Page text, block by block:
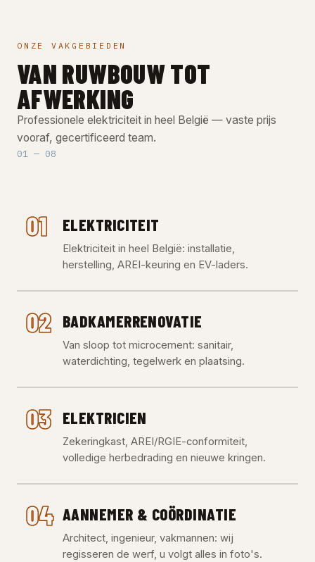
ONZE VAKGEBIEDEN
VAN RUWBOUW TOT
AFWERKING
Professionele elektriciteit in heel België — vaste prijs
vooraf, gecertificeerd team.
01 — 08
01 ELEKTRICITEIT
Elektriciteit in heel België: installatie,
herstelling, AREI-keuring en EV-laders.
02 BADKAMERRENOVATIE
Van sloop tot microcement: sanitair,
waterdichting, tegelwerk en plaatsing.
03 ELEKTRICIEN
Zekeringkast, AREI/RGIE-conformiteit,
volledige herbedrading en nieuwe kringen.
04 AANNEMER & COÖRDINATIE
Architect, ingenieur, vakmannen: wij
regisseren de werf, u volgt alles in foto's.